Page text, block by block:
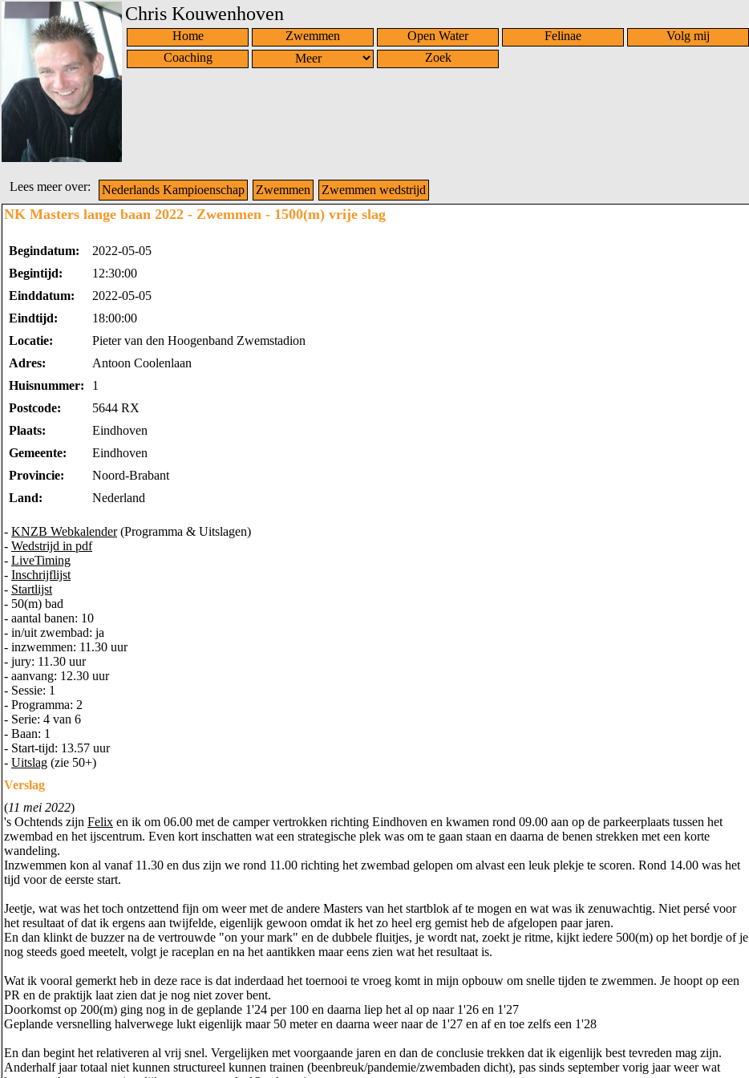
Chris Kouwenhoven
Home Zwemmen Open Water Felinae
Volg mij
Coaching
Zoek
Lees meer over: Nederlands Kampioenschap Zwemmen Zwemmen wedstrijd
NK Masters lange baan 2022 - Zwemmen - 1500(m) vrije slag
Begindatum:
2022-05-05
Begintijd:
12:30:00
Einddatum:
2022-05-05
Eindtijd:
18:00:00
Locatie:
Pieter van den Hoogenband Zwemstadion
Adres:
Antoon Coolenlaan
Huisnummer:
1
Postcode:
5644 RX
Plaats:
Eindhoven
Gemeente:
Eindhoven
Provincie:
Noord-Brabant
Land:
Nederland
- KNZB Webkalender(Programma & Uitslagen)
- Wedstrijd in pdf
- LiveTiming
- Inschrijflijst
- Startlijst
- 50(m) bad
- aantal banen: 10
- in/uit zwembad: ja
- inzwemmen: 11.30 uur
- jury: 11.30 uur
- aanvang: 12.30 uur
- Sessie: 1
- Programma: 2
- Serie: 4 van 6
- Baan: 1
- Start-tijd: 13.57 uur
- Uitslag (zie 50+)
Verslag
(11 mei 2022)
's Ochtends zijn Felix en ik om 06.00 met de camper vertrokken richting Eindhoven en kwamen rond 09.00 aan op de parkeerplaats tussen het
zwembad en het ijscentrum. Even kort inschatten wat een strategische plek was om te gaan staan en daarna de benen strekken met een korte
wandeling.
Inzwemmen kon al vanaf 11.30 en dus zijn we rond 11.00 richting het zwembad gelopen om alvast een leuk plekje te scoren. Rond 14.00 was het
tijd voor de eerste start.
Jeetje, wat was het toch ontzettend fijn om weer met de andere Masters van het startblok af te mogen en wat was ik zenuwachtig. Niet persé voor
het resultaat of dat ik ergens aan twijfelde, eigenlijk gewoon omdat ik het zo heel erg gemist heb de afgelopen paar jaren.
En dan klinkt de buzzer na de vertrouwde "on your mark" en de dubbele fluitjes, je wordt nat, zoekt je ritme, kijkt iedere 500(m) op het bordje of je
nog steeds goed meetelt, volgt je raceplan en na het aantikken maar eens zien wat het resultaat is.
Wat ik vooral gemerkt heb in deze race is dat inderdaad het toernooi te vroeg komt in mijn opbouw om snelle tijden te zwemmen. Je hoopt op een
PR en de praktijk laat zien dat je nog niet zover bent.
Doorkomst op 200(m) ging nog in de geplande 1'24 per 100 en daarna liep het al op naar 1'26 en 1'27
Geplande versnelling halverwege lukt eigenlijk maar 50 meter en daarna weer naar de 1'27 en af en toe zelfs een 1'28
En dan begint het relativeren al vrij snel. Vergelijken met voorgaande jaren en dan de conclusie trekken dat ik eigenlijk best tevreden mag zijn.
Anderhalf jaar totaal niet kunnen structureel kunnen trainen (beenbreuk/pandemie/zwembaden dicht), pas sinds september vorig jaar weer wat